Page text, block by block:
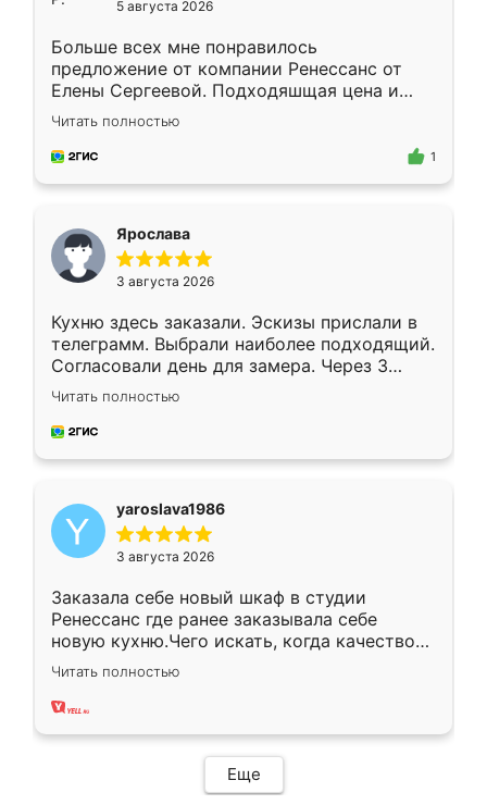
5 августа 2026
Больше всех мне понравилось
предложение от компании Ренессанс от
Елены Сергеевой. Подходяшщая цена и
короткие сроки изготовления. Приехавший
для замера сотрудник Владислав
предложил по моему эскизу самый
Читать полностью
1
Ярослава
3 августа 2026
Кухню здесь заказали. Эскизы прислали в
телеграмм. Выбрали наиболее подходящий.
Согласовали день для замера. Через 3
недели кухня была уже готова. Остались
довольны работой. Спасибо Ренессанс
мебель за качественную работу!
Читать полностью
yaroslava1986
3 августа 2026
Заказала себе новый шкаф в студии
Ренессанс где ранее заказывала себе
новую кухню.Чего искать, когда качеством
вполне довольна. Служит кухня уже почти
два года, нареканий нет.
Читать полностью
Еще